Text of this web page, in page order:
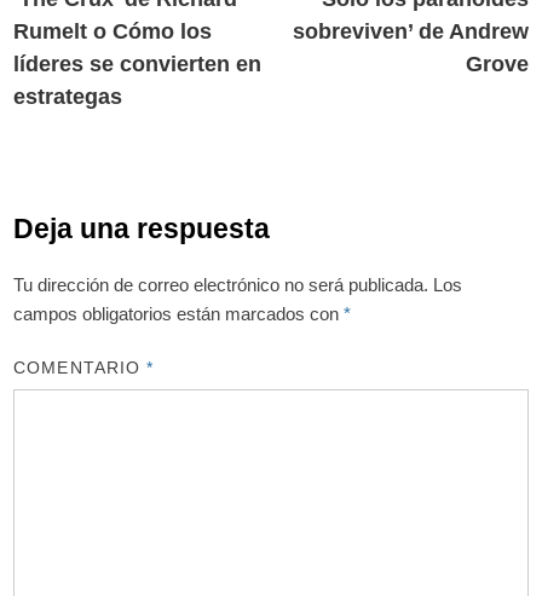
de
entradas
Rumelt o Cómo los
líderes se convierten en
estrategas
sobreviven’ de Andrew
Grove
Deja una respuesta
Tu dirección de correo electrónico no será publicada. Los
campos obligatorios están marcados con*
COMENTARIO*